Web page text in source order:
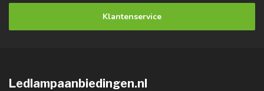
Klantenservice
Ledlampaanbiedingen.nl